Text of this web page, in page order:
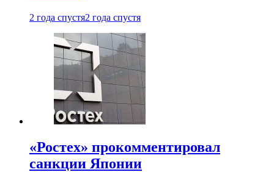
2 года спустя2 года спустя
«Ростех» прокомментировал
санкции Японии